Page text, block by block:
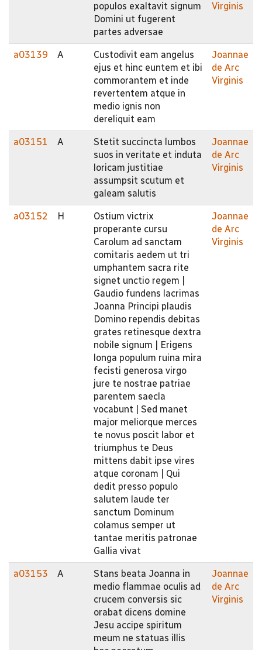
populos exaltavit signum
Domini ut fugerent
partes adversae
Virginis
a03139 A
Custodivit eam angelus
ejus et hinc euntem et ibi
commorantem et inde
revertentem atque in
medio ignis non
dereliquit eam
Joannae
de Arc
Virginis
a03151 A
Stetit succincta lumbos
suos in veritate et induta
loricam justitiae
assumpsit scutum et
galeam salutis
Joannae
de Arc
Virginis
a03152 H
Ostium victrix
properante cursu
Carolum ad sanctam
comitaris aedem ut tri
umphantem sacra rite
signet unctio regem |
Gaudio fundens lacrimas
Joanna Principi plaudis
Domino rependis debitas
grates retinesque dextra
nobile signum | Erigens
longa populum ruina mira
fecisti generosa virgo
jure te nostrae patriae
parentem saecla
vocabunt | Sed manet
major meliorque merces
te novus poscit labor et
triumphus te Deus
mittens dabit ipse vires
atque coronam | Qui
dedit presso populo
salutem laude ter
sanctum Dominum
colamus semper ut
tantae meritis patronae
Gallia vivat
Joannae
de Arc
Virginis
a03153 A
Stans beata Joanna in
medio flammae oculis ad
crucem conversis sic
orabat dicens domine
Jesu accipe spiritum
meum ne statuas illis
Joannae
de Arc
Virginis